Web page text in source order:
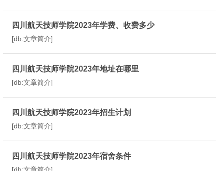
四川航天技师学院2023年学费、收费多少
[db:文章简介]
四川航天技师学院2023年地址在哪里
[db:文章简介]
四川航天技师学院2023年招生计划
[db:文章简介]
四川航天技师学院2023年宿舍条件